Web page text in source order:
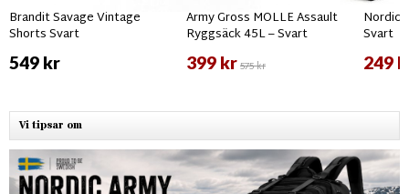
Brandit Savage Vintage
Shorts Svart
549 kr
Army Gross MOLLE Assault
Ryggsäck 45L – Svart
399 kr575 kr
Nordic
Svart
249
Vi tipsar om